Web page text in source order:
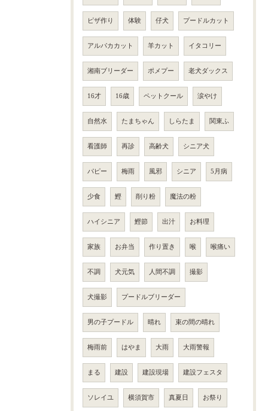
ピザ作り 体験 仔犬 プードルカット
アルパカカット 羊カット イタコリー
湘南ブリーダー ポメプー 老犬ダックス
16才 16歳 ペットクール 涙やけ
自然水 たまちゃん しらたま 関東ふ
看護師 再診 高齢犬 シニア犬
パピー 梅雨 風邪 シニア 5月病
少食 鰹 削り粉 魔法の粉
ハイシニア 鰹節 出汁 お料理
家族 お弁当 作り置き 喉 喉痛い
不調 犬元気 人間不調 撮影
犬撮影 プードルブリーダー
男の子プードル 晴れ 束の間の晴れ
梅雨前 はやま 大雨 大雨警報
まる 建設 建設現場 建設フェスタ
ソレイユ 横須賀市 真夏日 お祭り